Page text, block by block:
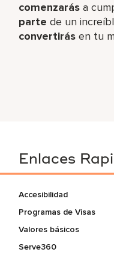
comenzarás a
parte de un
convertirás en tu
Enlaces
Accesibilidad
Programas de Visas
Valores básicos
Serve360